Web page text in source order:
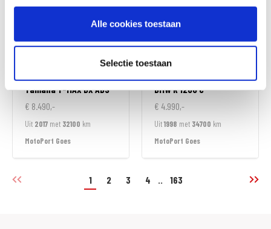
Alle cookies toestaan
Selectie toestaan
YamahaT-MAX DX ABS
€ 8.490,-
Uit 2017 met 32100 km
MotoPort Goes
BMWR 1200 C
€ 4.990,-
Uit1998 met 34700 km
MotoPort Goes
1 2 3 4 .. 163